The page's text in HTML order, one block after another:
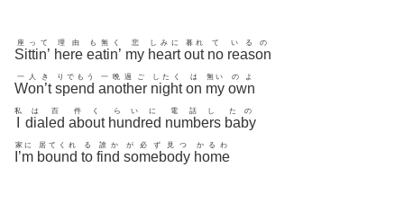
Sittin’
座って
here
理由
eatin’
も無く
my
悲
heart
しみに
out
暮れ
no
て
reason
いるの
Won’t
一人き
spend
りでもう
another
一晩過ご
night
したく
on
は
my
無い
own
のよ
私
dialed
は百
about
件く
hundred
らいに
numbers
電話し
baby
たの
I’m
家に
bound
居てくれ
to
る
find
誰か
somebody
が必ず見つ
home
かるわ